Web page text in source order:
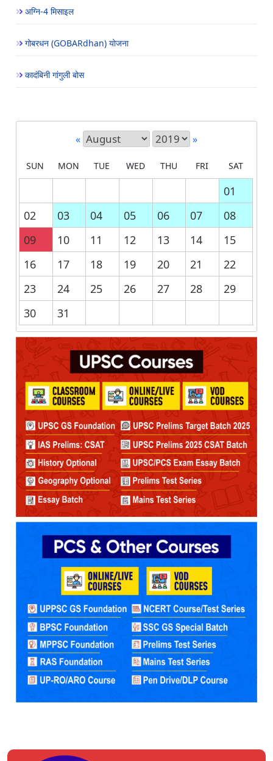
अग्नि-4 मिसाइल
गोबरधन (GOBARdhan) योजना
कादंबिनी गांगुली बोस
« »
SUN MON TUE WED THU FRI SAT
01
02
03 04 05 06 07
08
09
10 11 12 13 14
15
16
17 18 19 20 21
22
23
24 25 26 27 28
29
30
31